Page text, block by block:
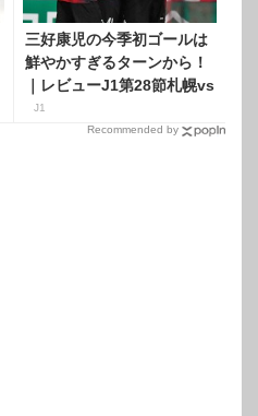
三好康児の今季初ゴールは
鮮やかすぎるターンから！
｜レビューJ1第28節札幌vs
鳥栖
J1
Recommended by